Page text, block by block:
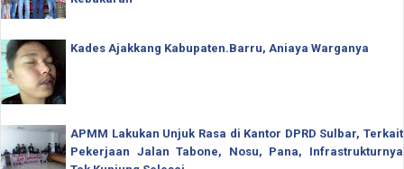
Kades Ajakkang Kabupaten.Barru, Aniaya Warganya
APMM Lakukan Unjuk Rasa di Kantor DPRD Sulbar, Terkait
Pekerjaan Jalan Tabone, Nosu, Pana, Infrastrukturnya